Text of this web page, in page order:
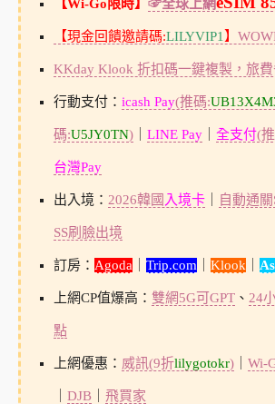
【Wi-Go限時】 ☞全球上網
【現金回饋邀請碼:LILYVIP1 】
KKday Klook 折扣碼一鍵複製，旅
行動支付： icash Pay(推碼:
碼:U5JY0TN)｜ LINE Pay｜ 全支付(
台灣Pay
出入境： 2026韓國 入境卡｜ 自動通關
SS刷臉出境
訂房： Agoda Trip.com Klook
上網CP值爆高： 雙網5G可GPT、 24
點
上網優惠： 威訊(9折lilygotokr)｜ Wi-
DJB｜ 飛買家